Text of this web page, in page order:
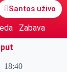
Santos uživo
Zabava
18:40